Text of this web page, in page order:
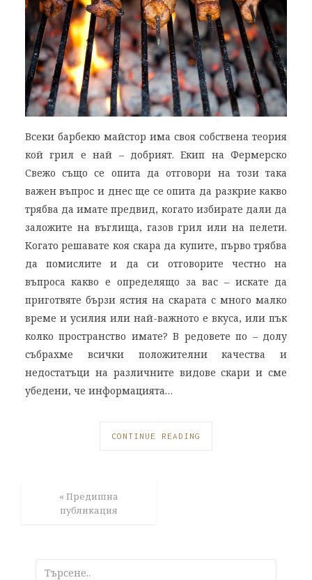
Всеки барбекю майстор има своя собствена теория
кой грил е най – добрият. Екип на Фермерско
Свежо също се опита да отговори на този така
важен въпрос и днес ще се опита да разкрие какво
трябва да имате предвид, когато избирате дали да
заложите на въглища, газов грил или на пелети.
Когато решавате коя скара да купите, първо трябва
да помислите и да си отговорите честно на
въпроса какво е определящо за вас – искате да
приготвяте бързи ястия на скарата с много малко
време и усилия или най-важното е вкуса, или пък
колко пространство имате? В редовете по – долу
събрахме всички положителни качества и
недостатъци на различните видове скари и сме
убедени, че информацията…
CONTINUE READING
« Предишна
публикация